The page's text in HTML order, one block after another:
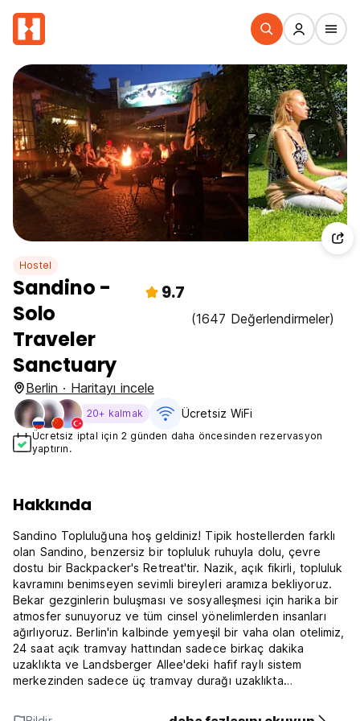
Hostel
Sandino -
Solo
Traveler
Sanctuary
9.7
(1647 Değerlendirmeler)
Berlin · Haritayı incele
20+ kalmak Ücretsiz WiFi
Ücretsiz iptal için 2 günden daha öncesinden rezervasyon
yaptırın.
Hakkında
Sandino Topluluğuna hoş geldiniz! Tipik hostellerden farklı
olan Sandino, benzersiz bir topluluk ruhuyla dolu, çevre
dostu bir Backpacker's Retreat'tir. Nazik, açık fikirli, topluluk
kavramını benimseyen sevimli bireyleri aramıza bekliyoruz.
Bekar gezginlerin buluşması ve sosyalleşmesi için harika bir
atmosfer sunuyoruz ve tüm cinsel yönelimlerden insanları
ağırlıyoruz. Berlin'in kalbinde yemyeşil bir vaha olan otelimiz,
24 saat açık tramvay hattından sadece birkaç dakika
uzaklıkta ve Landsberger Allee'deki hafif raylı sistem
merkezinden sadece üç tramvay durağı uzaklıkta